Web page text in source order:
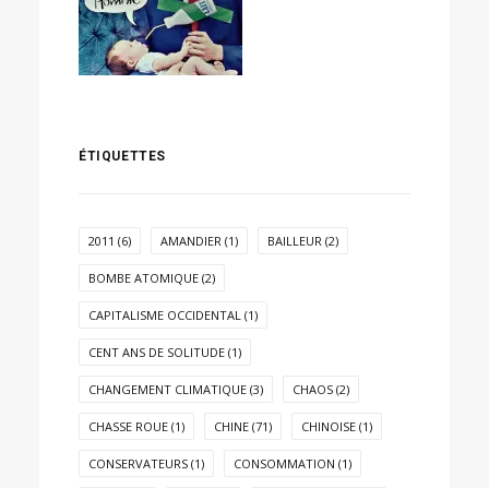
ÉTIQUETTES
2011 (6) AMANDIER (1) BAILLEUR (2)
BOMBE ATOMIQUE (2)
CAPITALISME OCCIDENTAL (1)
CENT ANS DE SOLITUDE (1)
CHANGEMENT CLIMATIQUE (3) CHAOS (2)
CHASSE ROUE (1) CHINE (71) CHINOISE (1)
CONSERVATEURS (1) CONSOMMATION (1)